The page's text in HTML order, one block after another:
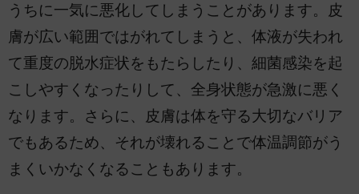
うちに一気に悪化してしまうことがあります。皮
膚が広い範囲ではがれてしまうと、体液が失われ
て重度の脱水症状をもたらしたり、細菌感染を起
こしやすくなったりして、全身状態が急激に悪く
なります。さらに、皮膚は体を守る大切なバリア
でもあるため、それが壊れることで体温調節がう
まくいかなくなることもあります。